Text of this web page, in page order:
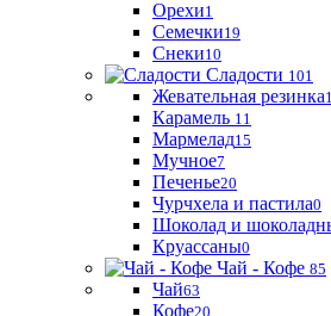
Орехи1
Семечки19
Снеки10
Сладости 101
Жевательная резинка
Карамель 11
Мармелад15
Мучное7
Печенье20
Чурчхела и пастила0
Шоколад и
Круассаны0
Чай - Кофе 85
Чай63
Кофе20